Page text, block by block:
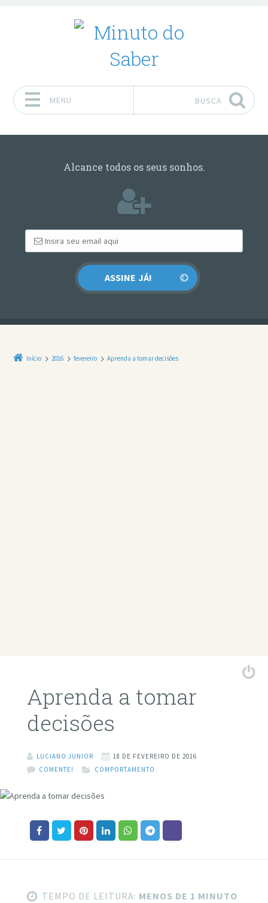
MENU BUSCA
Alcance todos os seus sonhos.
Início 2016 fevereiro Aprenda a tomar decisões
Aprenda a tomar
decisões
LUCIANO JUNIOR
18 DE FEVEREIRO DE 2016
COMENTE!
COMPORTAMENTO
TEMPO DE LEITURA: MENOS DE 1 MINUTO